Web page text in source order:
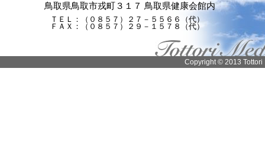
鳥取県鳥取市戎町３１７ 鳥取県健康会館内
ＴＥＬ：（０８５７）２７－５５６６（代）
ＦＡＸ：（０８５７）２９－１５７８（代）
Copyright © 2013 Tottori